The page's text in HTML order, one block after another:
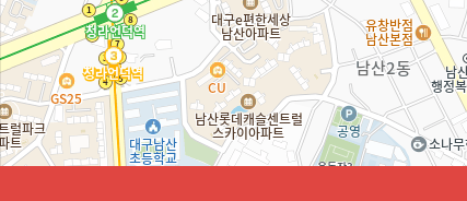
真实后记
自拍后记
整形模特志愿
エッジ TV
EDGE SHORTS
手术&施术注意事项
手术前注意事项